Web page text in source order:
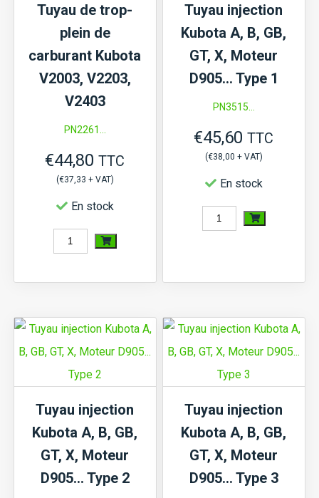
Kubota
D905,
D1105
V1305,
Tuyau de trop-
plein de
carburant Kubota
V2003, V2203,
V2403
PN2261...
€44,80 TTC
(€37,33 + VAT)
En stock
quantité
Tuyau
trop-
plein
Kubota
V2203,
Tuyau injection
Kubota A, B, GB,
GT, X, Moteur
D905… Type 1
PN3515...
€45,60 TTC
(€38,00 + VAT)
En stock
quantité
injection
A,
B,
X,
D905...
Tuyau injection
Kubota A, B, GB,
GT, X, Moteur
D905… Type 2
Tuyau injection
Kubota A, B, GB,
GT, X, Moteur
D905… Type 3